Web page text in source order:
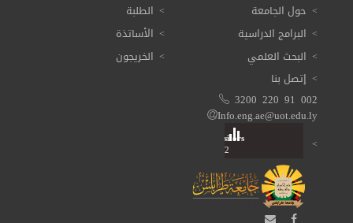
حول الجامعة
البرامج الدراسية
البحث العلمي
الطلبة
الأساتذة
الخريجون
إتصل بنا
3200 220 91 002
Info.eng.ae@uot.edu.ly
Total: 3 614 582
Visitors